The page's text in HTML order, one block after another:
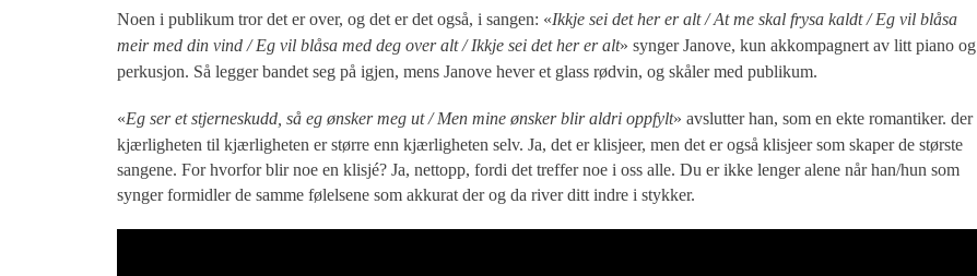
Noen i publikum tror det er over, og det er det også, i sangen: «Ikkje sei det her er alt / At me skal frysa kaldt / Eg vil blåsa
meir med din vind / Eg vil blåsa med deg over alt / Ikkje sei det her er alt» synger Janove, kun akkompagnert av litt piano og
perkusjon. Så legger bandet seg på igjen, mens Janove hever et glass rødvin, og skåler med publikum.
«Eg ser et stjerneskudd, så eg ønsker meg ut / Men mine ønsker blir aldri oppfylt» avslutter han, som en ekte romantiker. der
kjærligheten til kjærligheten er større enn kjærligheten selv. Ja, det er klisjeer, men det er også klisjeer som skaper de største
sangene. For hvorfor blir noe en klisjé? Ja, nettopp, fordi det treffer noe i oss alle. Du er ikke lenger alene når han/hun som
synger formidler de samme følelsene som akkurat der og da river ditt indre i stykker.